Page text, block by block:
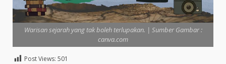
Warisan sejarah yang tak boleh terlupakan. | Sumber Gambar :
canva.com
Post Views: 501